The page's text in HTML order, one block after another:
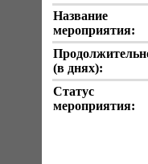
Название
мероприятия:
(в днях):
Статус
мероприятия: